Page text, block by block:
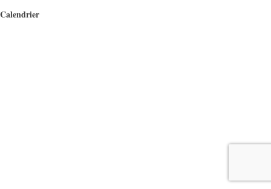
Calendrier